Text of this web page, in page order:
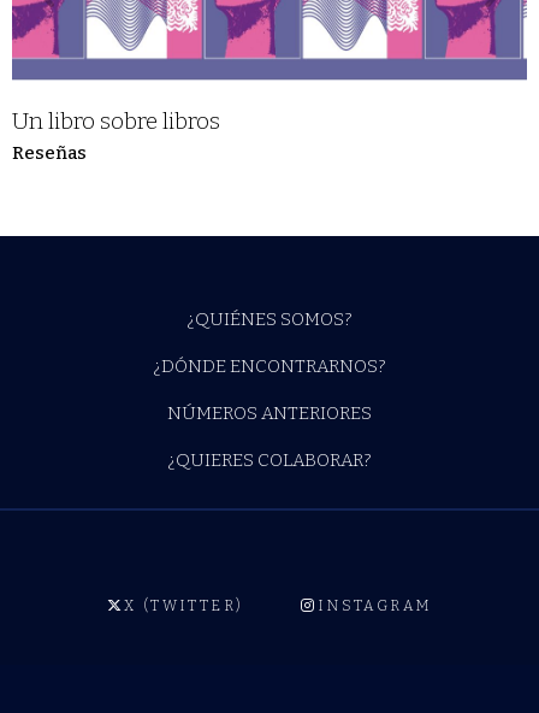
Un libro sobre libros
Reseñas
¿QUIÉNES SOMOS?
¿DÓNDE ENCONTRARNOS?
NÚMEROS ANTERIORES
¿QUIERES COLABORAR?
X (TWITTER) INSTAGRAM